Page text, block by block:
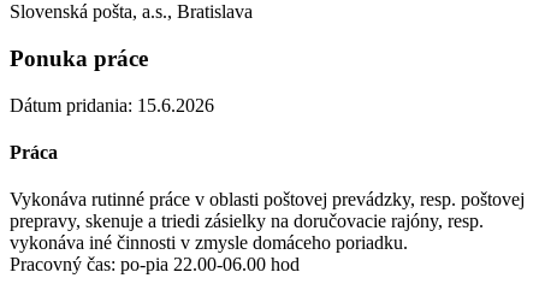
Slovenská pošta, a.s., Bratislava
Ponuka práce
Dátum pridania: 15.6.2026
Práca
Vykonáva rutinné práce v oblasti poštovej prevádzky, resp. poštovej
prepravy, skenuje a triedi zásielky na doručovacie rajóny, resp.
vykonáva iné činnosti v zmysle domáceho poriadku.
Pracovný čas: po-pia 22.00-06.00 hod